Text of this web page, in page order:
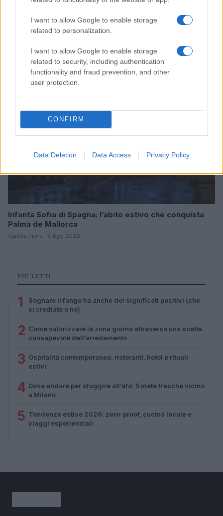
I want to allow Google to enable storage
related to personalization.
I want to allow Google to enable storage
related to security, including authentication
functionality and fraud prevention, and other
user protection.
CONFIRM
Data Deletion Data Access Privacy Policy
Scopri Vulcano, l’isola delle Eolie con spiagge nere e
Cristian Castiglioni · 6 Ago 2026
LIFESTYLE
Infanta Sofia di Spagna: l’abito estivo che conquista
Palma de Mallorca
Camilla Fiore · 5 Ago 2026
PIÙ LETTI
1
Sognare il fango ha anche dei significati positivi (che
ci crediate o no)
2 Come valorizzare la zona giorno attraverso una scelta
consapevole dell’arredamento
3 Ospitalità contemporanea: ristoranti, hotel e rituali
estivi
4 Dove andare per sfuggire all’afa: 5 mete fresche vicino
a Milano
5 Tendenze estive 2026: zero-proof, cucina locale e
viaggi esperienziali